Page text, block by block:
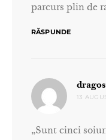
parcurs plin de
RĂSPUNDE
13
„Sunt cinci